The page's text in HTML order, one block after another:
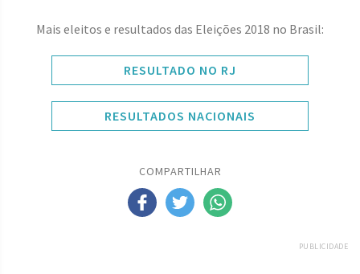
Mais eleitos e resultados das Eleições 2018 no Brasil:
RESULTADO NO RJ
RESULTADOS NACIONAIS
COMPARTILHAR
PUBLICIDADE